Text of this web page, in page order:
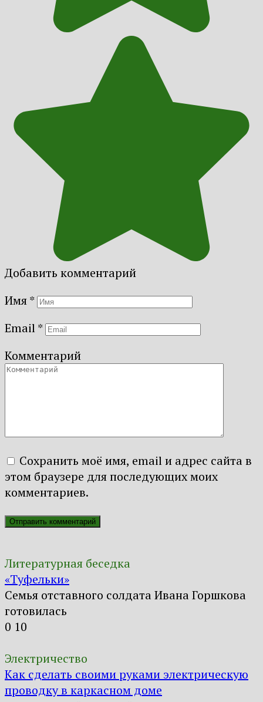
Добавить комментарий
Имя*
Email*
Комментарий
Сохранить моё имя, email и адрес сайта в
этом браузере для последующих моих
комментариев.
Литературная беседка
«Туфельки»
Семья отставного солдата Ивана Горшкова
готовилась
0 10
Электричество
Как сделать своими руками электрическую
проводку в каркасном доме